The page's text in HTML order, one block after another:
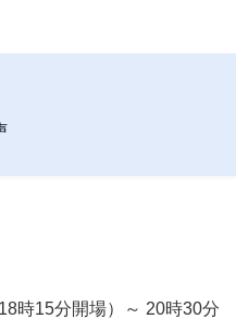
時15分開場）～ 20時30分